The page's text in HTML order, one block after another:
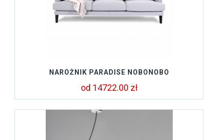
NAROŻNIK PARADISE NOBONOBO
od 14722.00 zł